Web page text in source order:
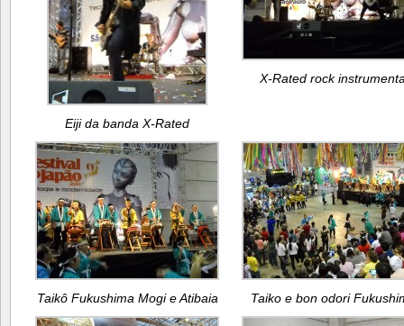
Eiji da banda X-Rated
X-Rated rock
Taikô Fukushima Mogi e Atibaia Taiko e bon odori